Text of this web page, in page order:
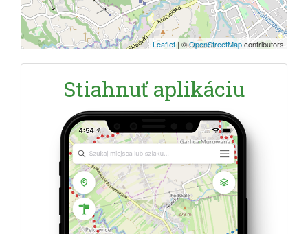
Leaflet | ©OpenStreetMapcontributors
Stiahnuť aplikáciu